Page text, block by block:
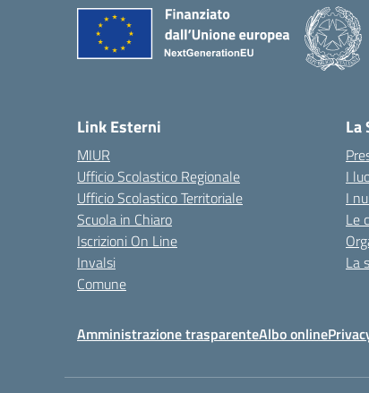
Link Esterni
MIUR
Ufficio Scolastico Regionale
Ufficio Scolastico Territoriale
Scuola in Chiaro
Iscrizioni On Line
Invalsi
Comune
La
I
I
Le
La
Amministrazione trasparenteAlbo online